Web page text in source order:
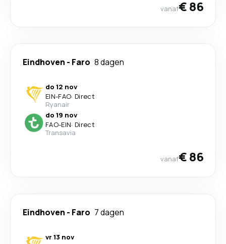
vanaf€ 86
Eindhoven - Faro 8 dagen
do 12 nov
EIN-FAO· Direct
Ryanair
do 19 nov
FAO-EIN· Direct
Transavia
vanaf€ 86
Eindhoven - Faro 7 dagen
vr 13 nov